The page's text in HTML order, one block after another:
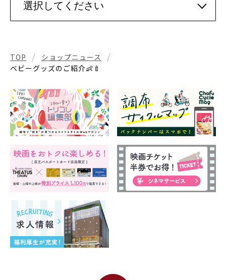
TOP
ショップニュース
ベビーグッズのご紹介👶🍼